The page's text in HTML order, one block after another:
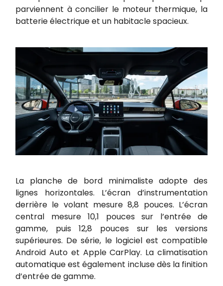
parviennent à concilier le moteur thermique, la
batterie électrique et un habitacle spacieux.
La planche de bord minimaliste adopte des
lignes horizontales. L’écran d’instrumentation
derrière le volant mesure 8,8 pouces. L’écran
central mesure 10,1 pouces sur l’entrée de
gamme, puis 12,8 pouces sur les versions
supérieures. De série, le logiciel est compatible
Android Auto et Apple CarPlay. La climatisation
automatique est également incluse dès la finition
d’entrée de gamme.